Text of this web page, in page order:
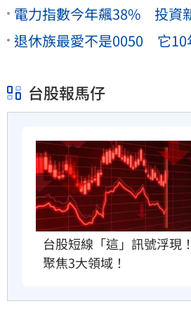
電力指數今年飆38% 投資
退休族最愛不是0050 它10
台股報馬仔
台股短線「這」訊號浮現！
聚焦3大領域！